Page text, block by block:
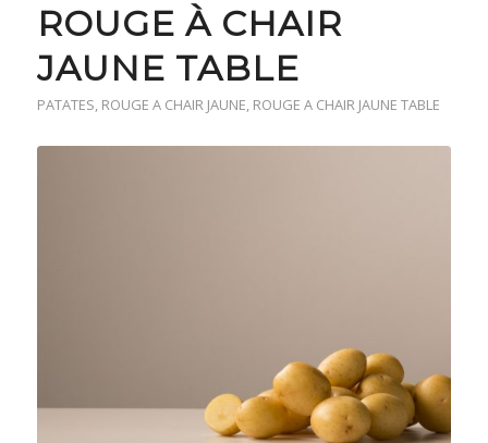
ROUGE À CHAIR
JAUNE TABLE
PATATES, ROUGE A CHAIR JAUNE, ROUGE A CHAIR JAUNE TABLE